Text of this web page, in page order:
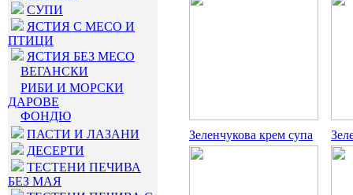
СУПИ
ЯСТИЯ С МЕСО И
ПТИЦИ
ЯСТИЯ БЕЗ МЕСО
ВЕГАНСКИ
РИБИ И МОРСКИ
ДАРОВЕ
ФОНДЮ
ПАСТИ И ЛАЗАНИ
ДЕСЕРТИ
ТЕСТЕНИ ПЕЧИВА
БЕЗ МАЯ
Зеленчукова крем супа